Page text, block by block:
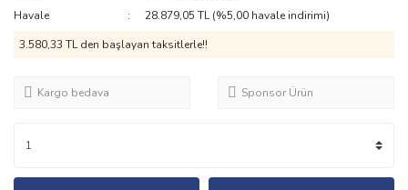
Havale
28.879,05 TL (%5,00 havale indirimi)
3.580,33 TL den başlayan taksitlerle!!
Kargo bedava Sponsor Ürün